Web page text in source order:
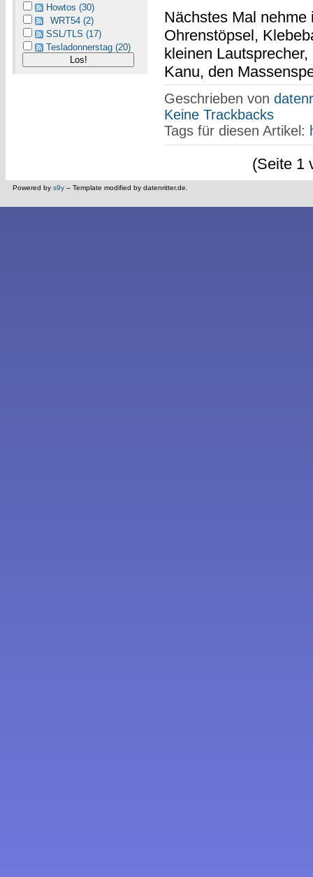
Howtos (30)
WRT54 (2)
SSL/TLS (17)
Tesladonnerstag (20)
Nächstes Mal
Ohrenstöpsel,
kleinen
Kanu, den
Geschrieben von
Keine Trackbacks
Tags für diesen Artikel:
(Seite 1
Powered by s9y – Template modified by datenritter.de.